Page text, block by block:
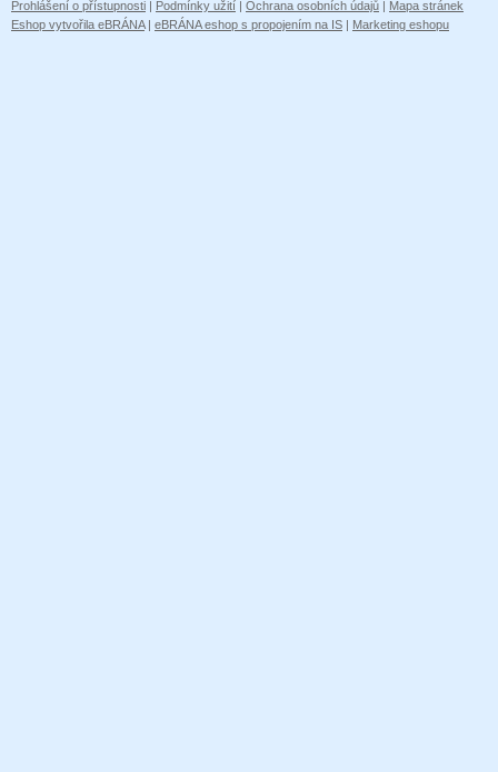
Prohlášení o přístupnosti | Podmínky užití | Ochrana osobních údajů | Mapa stránek
Eshop vytvořila eBRÁNA| eBRÁNA eshop s propojením na IS | Marketing eshopu